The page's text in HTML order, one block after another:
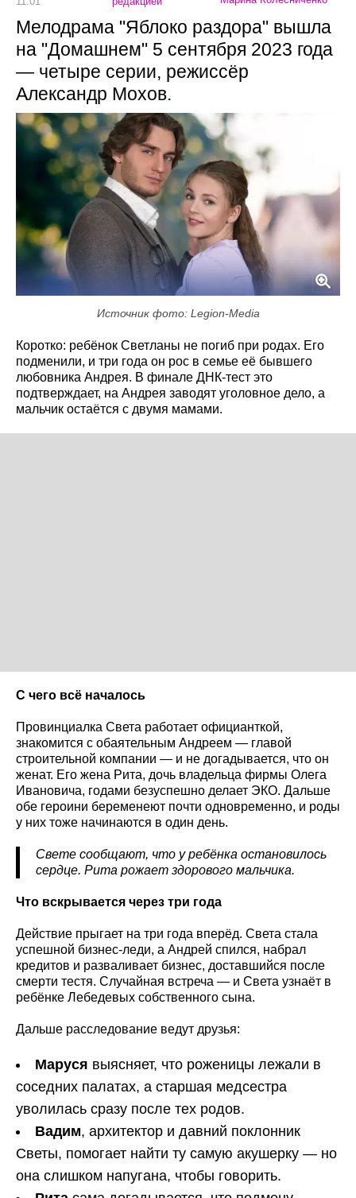
Мелодрама "Яблоко раздора" вышла
на "Домашнем" 5 сентября 2023 года
— четыре серии, режиссёр
Александр Мохов.
Источник фото: Legion-Media
Коротко: ребёнок Светланы не погиб при родах. Его
подменили, и три года он рос в семье её бывшего
любовника Андрея. В финале ДНК-тест это
подтверждает, на Андрея заводят уголовное дело, а
мальчик остаётся с двумя мамами.
С чего всё началось
Провинциалка Света работает официанткой,
знакомится с обаятельным Андреем — главой
строительной компании — и не догадывается, что он
женат. Его жена Рита, дочь владельца фирмы Олега
Ивановича, годами безуспешно делает ЭКО. Дальше
обе героини беременеют почти одновременно, и роды
у них тоже начинаются в один день.
Свете сообщают, что у ребёнка остановилось
сердце. Рита рожает здорового мальчика.
Что вскрывается через три года
Действие прыгает на три года вперёд. Света стала
успешной бизнес-леди, а Андрей спился, набрал
кредитов и разваливает бизнес, доставшийся после
смерти тестя. Случайная встреча — и Света узнаёт в
ребёнке Лебедевых собственного сына.
Дальше расследование ведут друзья:
Маруся выясняет, что роженицы лежали в
соседних палатах, а старшая медсестра
уволилась сразу после тех родов.
Вадим, архитектор и давний поклонник
Светы, помогает найти ту самую акушерку — но
она слишком напугана, чтобы говорить.